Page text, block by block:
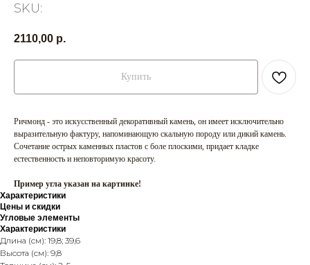
SKU:
2110,00 р.
Купить
Ричмонд - это искусственный декоративный камень, он имеет исключительно
выразительную фактуру, напоминающую скальную породу или дикий камень.
Сочетание острых каменных пластов с боле плоскими, придает кладке
естественность и неповторимую красоту.
Пример угла указан на картинке!
Характеристики
Цены и скидки
Угловые элементы
Характеристики
Длина (см): 19,8; 39,6
Высота (см): 9,8